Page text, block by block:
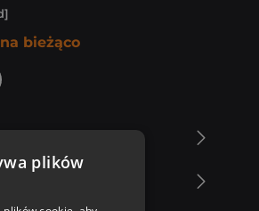
bieżąco
plików